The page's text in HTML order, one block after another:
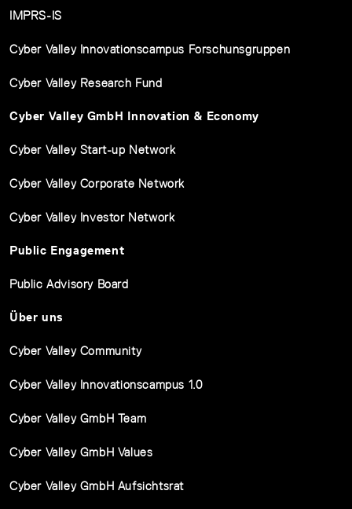
IMPRS-IS
Cyber Valley Innovationscampus Forschunsgruppen
Cyber Valley Research Fund
Cyber Valley GmbH Innovation & Economy
Cyber Valley Start-up Network
Cyber Valley Corporate Network
Cyber Valley Investor Network
Public Engagement
Public Advisory Board
Über uns
Cyber Valley Community
Cyber Valley Innovationscampus 1.0
Cyber Valley GmbH Team
Cyber Valley GmbH Values
Cyber Valley GmbH Aufsichtsrat